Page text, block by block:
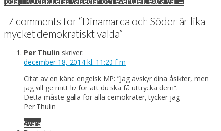
7 comments for “Dinamarca och Söder är lika
mycket demokratiskt valda”
Per Thulin skriver:
december 18, 2014 kl. 11:20 f m
Citat av en känd engelsk MP: ”Jag avskyr dina åsikter, men
jag vill ge mitt liv för att du ska få uttrycka dem”.
Detta måste gälla för alla demokrater, tycker jag
Per Thulin
Svara